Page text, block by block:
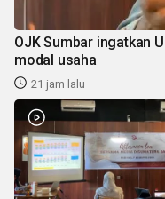
OJK Sumbar ingatkan
modal usaha
21 jam lalu